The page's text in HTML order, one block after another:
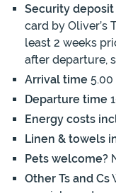
Security deposit
card by Oliver’s
least 2 weeks
after departure,
Arrival time 5.00
Departure time
Energy costs
Linen & towels
Pets welcome?
Other Ts and Cs